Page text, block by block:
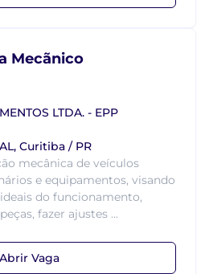
Mecãnico
LTDA. - EPP
Curitiba / PR
mecânica de veículos
e equipamentos, visando
do funcionamento,
fazer ajustes ...
Abrir Vaga